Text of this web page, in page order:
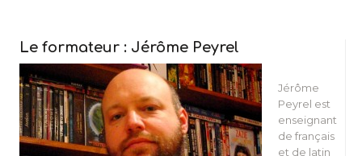
Le formateur : Jérôme Peyrel
Jérôme
Peyrel est
enseignant
de français
et de latin